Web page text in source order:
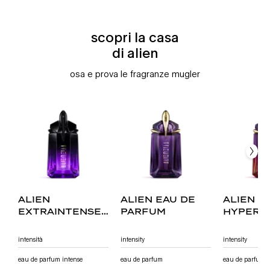
scopri la casa
di alien
osa e prova le fragranze mugler
alien
extraintense
intense
alien eau de
parfum
alien
intensità
eau de parfum intense
intensity
eau de parfum
intensity
eau de parfum